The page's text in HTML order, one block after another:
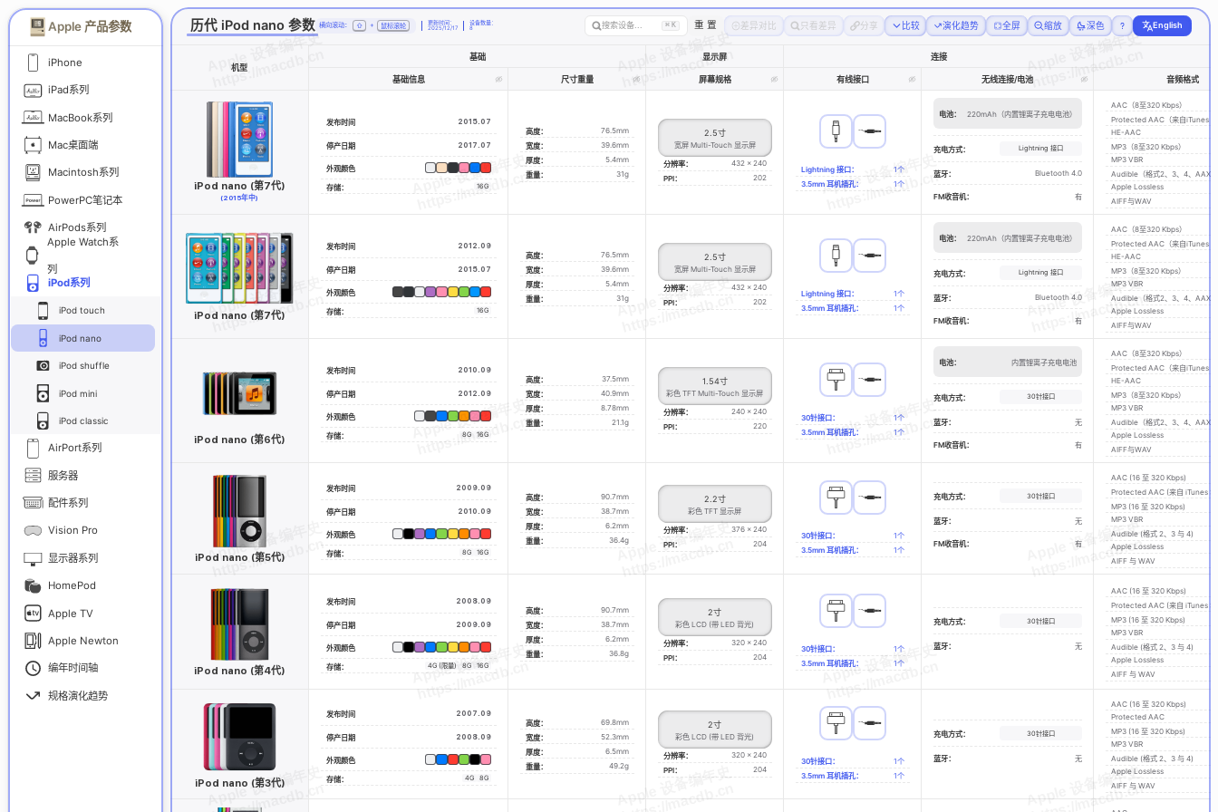
Apple 产品参数
iPhone
iPad系列
MacBook系列
Mac桌面端
Macintosh系列
PowerPC笔记本
AirPods系列
Apple Watch系
列
iPod系列
iPod touch
iPod nano
iPod shuffle
iPod mini
iPod classic
AirPort系列
服务器
配件系列
Vision Pro
显示器系列
HomePod
Apple TV
Apple Newton
编年时间轴
规格演化趋势
历代 iPod nano 参数 横向滚动： ⇧ + 鼠标滚轮
更新时间：
2025/12/17
设备数量：
8
搜索设备... ⌘ K 重 置 差异对比 只看差异 分享 比较 演化趋势 全屏 缩放 深色 English
机型
基础 显示屏 连接
基础信息 尺寸重量 屏幕规格 有线接口 无线连接/电池 音频格式
iPod nano (第7代)
(2015年中)
发布时间 2015.07
停产日期 2017.07
外观颜色
存储： 16G
高度：
76.5mm
宽度：
39.6mm
厚度：
5.4mm
重量：
31g
2.5寸
宽屏 Multi-Touch 显示屏
分辨率：
432 x 240
PPI：
202
Lightning 接口： 1个
3.5mm 耳机插孔：
1个
电池： 220mAh（内置锂离子充电电池）
充电方式： Lightning 接口
蓝牙： Bluetooth 4.0
FM收音机： 有
AAC（8至320 Kbps）
Protected AAC（来自iTunes
HE-AAC
MP3（8至320 Kbps）
MP3 VBR
Audible（格式2、3、4、AAX
Apple Lossless
AIFF与WAV
iPod nano (第7代)
发布时间 2012.09
停产日期 2015.07
外观颜色
存储： 16G
高度：
76.5mm
宽度：
39.6mm
厚度：
5.4mm
重量：
31g
2.5寸
宽屏 Multi-Touch 显示屏
分辨率：
432 x 240
PPI：
202
Lightning 接口： 1个
3.5mm 耳机插孔：
1个
电池： 220mAh（内置锂离子充电电池）
充电方式： Lightning 接口
蓝牙： Bluetooth 4.0
FM收音机： 有
AAC（8至320 Kbps）
Protected AAC（来自iTunes
HE-AAC
MP3（8至320 Kbps）
MP3 VBR
Audible（格式2、3、4、AAX
Apple Lossless
AIFF与WAV
iPod nano (第6代)
发布时间 2010.09
停产日期 2012.09
外观颜色
存储： 8G 16G
高度：
37.5mm
宽度：
40.9mm
厚度：
8.78mm
重量：
21.1g
1.54寸
彩色 TFT Multi-Touch 显示屏
分辨率：
240 x 240
PPI：
220
30针接口： 1个
3.5mm 耳机插孔：
1个
电池： 内置锂离子充电电池
充电方式： 30针接口
蓝牙： 无
FM收音机： 有
AAC（8至320 Kbps）
Protected AAC（来自iTunes
HE-AAC
MP3（8至320 Kbps）
MP3 VBR
Audible（格式2、3、4、AAX
Apple Lossless
AIFF与WAV
iPod nano (第5代)
发布时间 2009.09
停产日期 2010.09
外观颜色
存储： 8G 16G
高度：
90.7mm
宽度：
38.7mm
厚度：
6.2mm
重量：
36.4g
2.2寸
彩色 TFT 显示屏
分辨率：
376 x 240
PPI：
204
30针接口： 1个
3.5mm 耳机插孔：
1个
充电方式： 30针接口
蓝牙： 无
FM收音机： 有
AAC (16 至 320 Kbps)
Protected AAC (来自 iTunes
MP3 (16 至 320 Kbps)
MP3 VBR
Audible (格式 2、3 与 4)
Apple Lossless
AIFF 与 WAV
iPod nano (第4代)
发布时间 2008.09
停产日期 2009.09
外观颜色
存储： 4G (限量) 8G 16G
高度：
90.7mm
宽度：
38.7mm
厚度：
6.2mm
重量：
36.8g
2寸
彩色 LCD (带 LED 背光)
分辨率：
320 x 240
PPI：
204
30针接口： 1个
3.5mm 耳机插孔：
1个
充电方式： 30针接口
蓝牙： 无
AAC (16 至 320 Kbps)
Protected AAC (来自 iTunes
MP3 (16 至 320 Kbps)
MP3 VBR
Audible (格式 2、3 与 4)
Apple Lossless
AIFF 与 WAV
iPod nano (第3代)
发布时间 2007.09
停产日期 2008.09
外观颜色
存储： 4G 8G
高度：
69.8mm
宽度：
52.3mm
厚度：
6.5mm
重量：
49.2g
2寸
彩色 LCD (带 LED 背光)
分辨率：
320 x 240
PPI：
204
30针接口： 1个
3.5mm 耳机插孔：
1个
充电方式： 30针接口
蓝牙： 无
AAC (16 至 320 Kbps)
Protected AAC
MP3 (16 至 320 Kbps)
MP3 VBR
Audible (格式 2、3 与 4)
Apple Lossless
AIFF 与 WAV